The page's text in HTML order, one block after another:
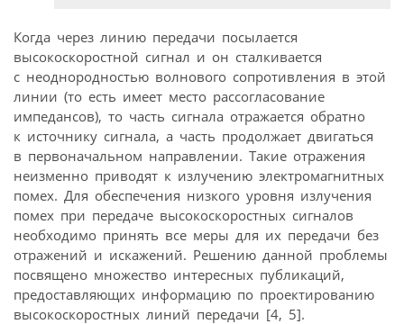
Когда через линию передачи посылается
высокоскоростной сигнал и он сталкивается
с неоднородностью волнового сопротивления в этой
линии (то есть имеет место рассогласование
импедансов), то часть сигнала отражается обратно
к источнику сигнала, а часть продолжает двигаться
в первоначальном направлении. Такие отражения
неизменно приводят к излучению электромагнитных
помех. Для обеспечения низкого уровня излучения
помех при передаче высокоскоростных сигналов
необходимо принять все меры для их передачи без
отражений и искажений. Решению данной проблемы
посвящено множество интересных публикаций,
предоставляющих информацию по проектированию
высокоскоростных линий передачи [4, 5].